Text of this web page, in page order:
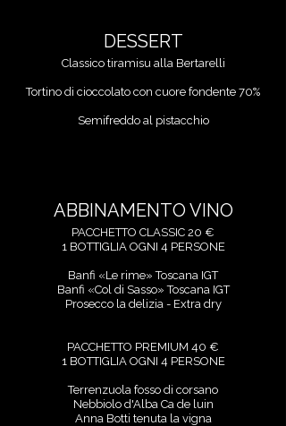
DESSERT
Classico tiramisu alla Bertarelli
Tortino di cioccolato con cuore fondente 70%
Semifreddo al pistacchio
ABBINAMENTO VINO
PACCHETTO CLASSIC 20 €
1 BOTTIGLIA OGNI 4 PERSONE
Banfi «Le rime» Toscana IGT
Banfi «Col di Sasso» Toscana IGT
Prosecco la delizia - Extra dry
PACCHETTO PREMIUM 40 €
1 BOTTIGLIA OGNI 4 PERSONE
Terrenzuola fosso di corsano
Nebbiolo d'Alba Ca de luin
Anna Botti tenuta la vigna